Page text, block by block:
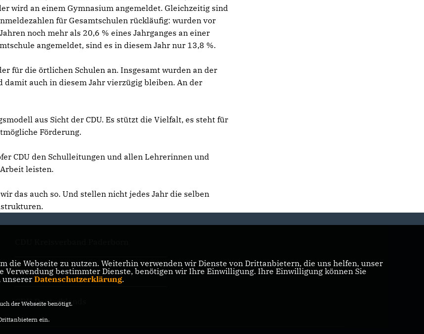
wird an einem Gymnasium angemeldet. Gleichzeitig sind
für Gesamtschulen rückläufig: wurden vor
noch mehr als 20,6 % eines Jahrganges an einer
angemeldet, sind es in diesem Jahr nur 13,8 %.
für die örtlichen Schulen an. Insgesamt wurden an der
auch in diesem Jahr vierzügig bleiben. An der
aus Sicht der CDU. Es stützt die Vielfalt, es steht für
Förderung.
CDU den Schulleitungen und allen Lehrerinnen und
leisten.
das auch so. Und stellen nicht jedes Jahr die selben
CDU NRW
CDU Deutschlands
die Webseite zu nutzen. Weiterhin verwenden wir Dienste von Drittanbietern, die uns helfen, unser
Verwendung bestimmter Dienste, benötigen wir Ihre Einwilligung. Ihre Einwilligung können Sie
unserer Datenschutzerklärung.
der Webseite benötigt.
ein.